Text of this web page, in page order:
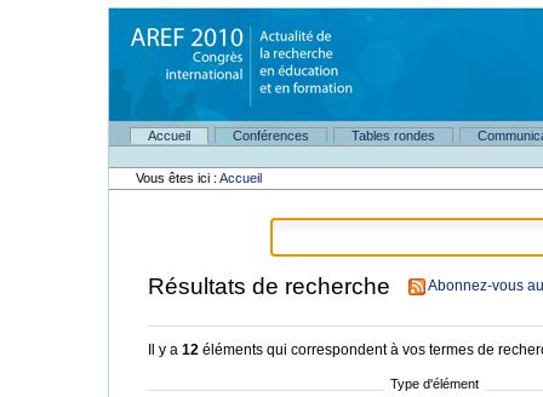
Accueil
Conférences Tables rondes
Outils
personnels
Vous êtes ici : Accueil
Résultats de recherche Abonnez-vous
Il y a 12éléments qui correspondent à vos termes de
Type d'élément